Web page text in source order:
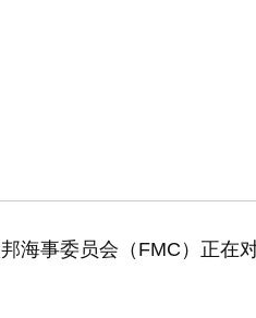
海事委员会（ FMC ）正在